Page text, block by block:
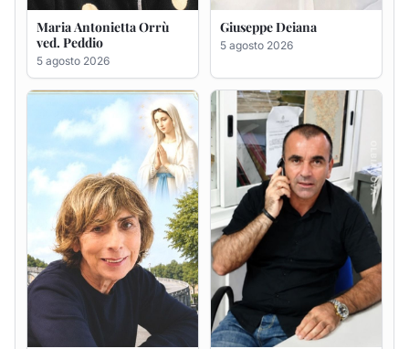
Rosa Maria Usai ved.
D'Attellis
5 agosto 2026
Bastianino Taras
4 agosto 2026